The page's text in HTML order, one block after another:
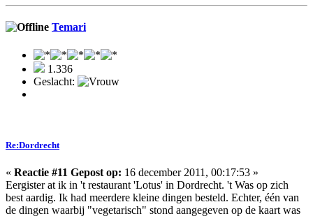
Temari
1.336
Geslacht:
Re:Dordrecht
« Reactie #11 Gepost op: 16 december 2011, 00:17:53 »
Eergister at ik in 't restaurant 'Lotus' in Dordrecht. 't Was op zich
best aardig. Ik had meerdere kleine dingen besteld. Echter, één van
de dingen waarbij "vegetarisch" stond aangegeven op de kaart was